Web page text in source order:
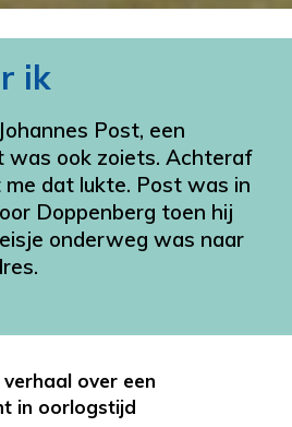
ik
Post, een
was ook zoiets. Achteraf
dat lukte. Post was in
Doppenberg toen hij
onderweg was naar
over een
in oorlogstijd